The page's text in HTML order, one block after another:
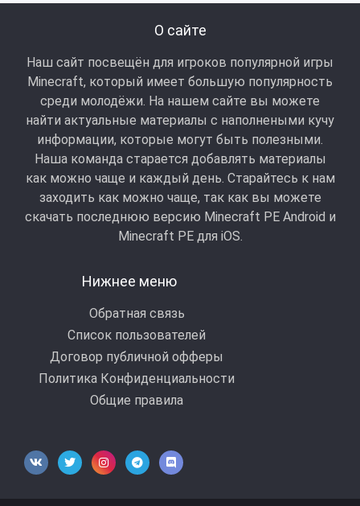
О сайте
Наш сайт посвещён для игроков популярной игры
Minecraft, который имеет большую популярность
среди молодёжи. На нашем сайте вы можете
найти актуальные материалы с наполнеными кучу
информации, которые могут быть полезными.
Наша команда старается добавлять материалы
как можно чаще и каждый день. Старайтесь к нам
заходить как можно чаще, так как вы можете
скачать последнюю версию Minecraft PE Android и
Minecraft РЕ для iOS.
Нижнее меню
Обратная связь
Список пользователей
Договор публичной офферы
Политика Конфиденциальности
Общие правила